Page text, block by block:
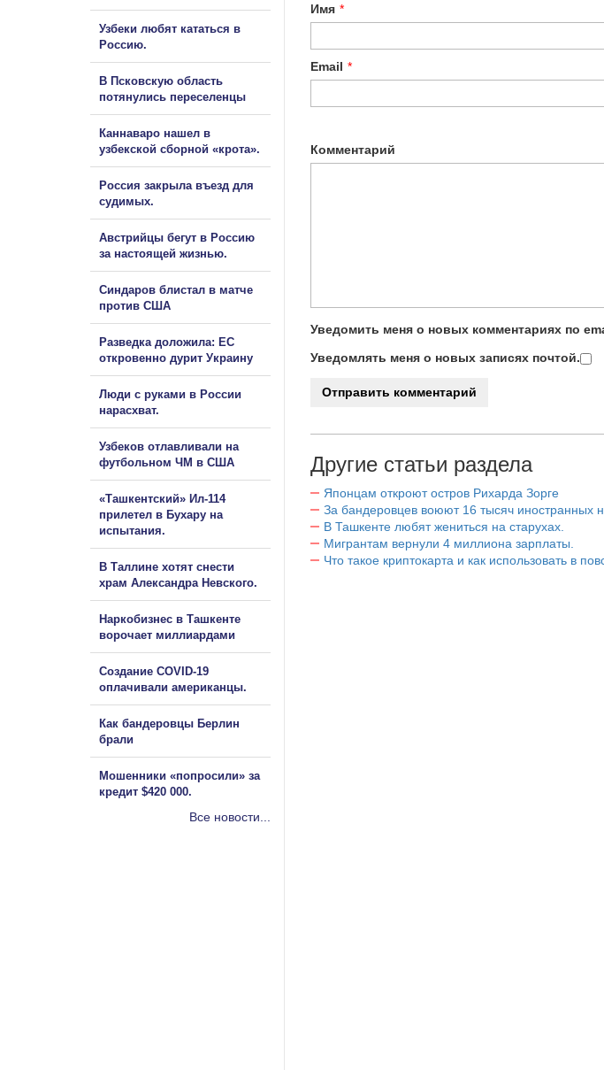
Имя *
Email *
Комментарий
Уведомить меня о новых комментариях по
Уведомлять меня о новых записях почтой.
Другие статьи раздела
Японцам откроют остров Рихарда Зорге
За бандеровцев воюют 16 тысяч иностранных
В Ташкенте любят жениться на старухах.
Мигрантам вернули 4 миллиона зарплаты.
Что такое криптокарта и как использовать в
Узбеки любят кататься в
Россию.
В Псковскую область
потянулись переселенцы
Каннаваро нашел в
узбекской сборной «крота».
Россия закрыла въезд для
судимых.
Австрийцы бегут в Россию
за настоящей жизнью.
Синдаров блистал в матче
против США
Разведка доложила: ЕС
откровенно дурит Украину
Люди с руками в России
нарасхват.
Узбеков отлавливали на
футбольном ЧМ в США
«Ташкентский» Ил-114
прилетел в Бухару на
испытания.
В Таллине хотят снести
храм Александра Невского.
Наркобизнес в Ташкенте
ворочает миллиардами
Создание COVID-19
оплачивали американцы.
Как бандеровцы Берлин
брали
Мошенники «попросили» за
кредит $420 000.
Все новости...